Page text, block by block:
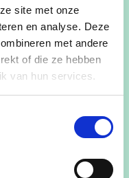
site met onze
en analyse. Deze
met andere
of die ze hebben
van hun services.
in het Landhuis